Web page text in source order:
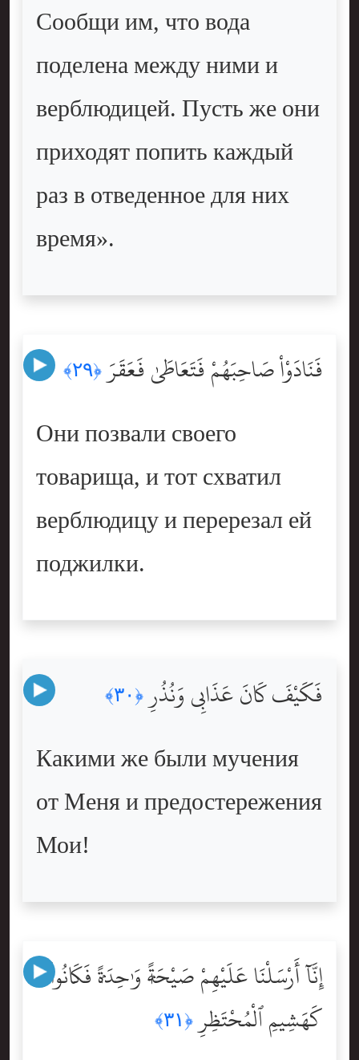
Сообщи им, что вода
поделена между ними и
верблюдицей. Пусть же они
приходят попить каждый
раз в отведенное для них
время».
فَنَادَوْاْ صَاحِبَهُمْ فَتَعَاطَىٰ فَعَقَرَ﴿٢٩﴾
Они позвали своего
товарища, и тот схватил
верблюдицу и перерезал ей
поджилки.
فَكَيْفَ كَانَ عَذَابِى وَنُذُرِ ﴿٣٠﴾
Какими же были мучения
от Меня и предостережения
Мои!
إِنَّآ أَرْسَلْنَا عَلَيْهِمْ صَيْحَةًۭ وَٰحِدَةًۭ فَكَانُواْ
كَهَشِيمِ ٱلْمُحْتَظِرِ﴿٣١﴾